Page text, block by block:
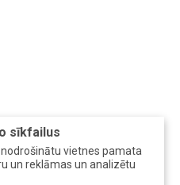
sīkfailus
vietnes pamata
un reklāmas un analizētu